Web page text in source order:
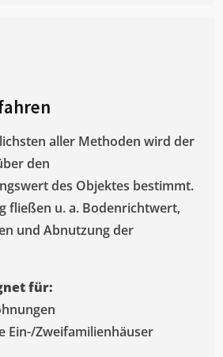
aller Methoden wird der
den
des Objektes bestimmt.
fließen u. a. Bodenrichtwert,
und Abnutzung der
für:
Ein-/Zweifamilienhäuser